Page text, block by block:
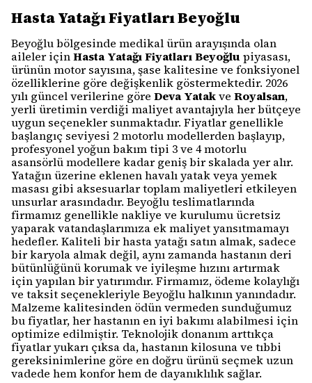
Hasta Yatağı Fiyatları Beyoğlu
Beyoğlu bölgesinde medikal ürün arayışında olan
aileler içinHasta Yatağı Fiyatları Beyoğlu piyasası,
ürünün motor sayısına, şase kalitesine ve fonksiyonel
özelliklerine göre değişkenlik göstermektedir. 2026
yılı güncel verilerine göre Deva Yatakve Royalsan,
yerli üretimin verdiği maliyet avantajıyla her bütçeye
uygun seçenekler sunmaktadır. Fiyatlar genellikle
başlangıç seviyesi 2 motorlu modellerden başlayıp,
profesyonel yoğun bakım tipi 3 ve 4 motorlu
asansörlü modellere kadar geniş bir skalada yer alır.
Yatağın üzerine eklenen havalı yatak veya yemek
masası gibi aksesuarlar toplam maliyetleri etkileyen
unsurlar arasındadır. Beyoğlu teslimatlarında
firmamız genellikle nakliye ve kurulumu ücretsiz
yaparak vatandaşlarımıza ek maliyet yansıtmamayı
hedefler. Kaliteli bir hasta yatağı satın almak, sadece
bir karyola almak değil, aynı zamanda hastanın deri
bütünlüğünü korumak ve iyileşme hızını artırmak
için yapılan bir yatırımdır. Firmamız, ödeme kolaylığı
ve taksit seçenekleriyle Beyoğlu halkının yanındadır.
Malzeme kalitesinden ödün vermeden sunduğumuz
bu fiyatlar, her hastanın en iyi bakımı alabilmesi için
optimize edilmiştir. Teknolojik donanım arttıkça
fiyatlar yukarı çıksa da, hastanın kilosuna ve tıbbi
gereksinimlerine göre en doğru ürünü seçmek uzun
vadede hem konfor hem de dayanıklılık sağlar.